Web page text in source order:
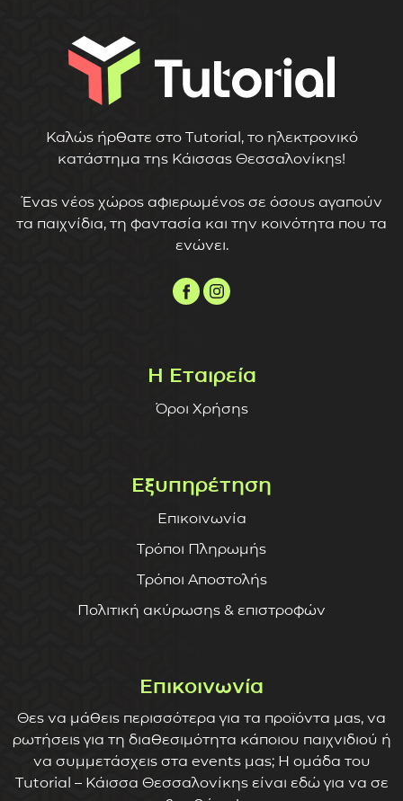
Καλώς ήρθατε στο Tutorial, το ηλεκτρονικό
κατάστημα της Κάισσας Θεσσαλονίκης!
Ένας νέος χώρος αφιερωμένος σε όσους αγαπούν
τα παιχνίδια, τη φαντασία και την κοινότητα που τα
ενώνει.
Η Εταιρεία
Όροι Χρήσης
Εξυπηρέτηση
Επικοινωνία
Τρόποι Πληρωμής
Τρόποι Αποστολής
Πολιτική ακύρωσης & επιστροφών
Επικοινωνία
Θες να μάθεις περισσότερα για τα προϊόντα μας, να
ρωτήσεις για τη διαθεσιμότητα κάποιου παιχνιδιού ή
να συμμετάσχεις στα events μας; Η ομάδα του
Tutorial – Κάισσα Θεσσαλονίκης είναι εδώ για να σε